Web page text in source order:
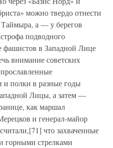
можно твердо отнести
Таймыра, а — у берегов
подводного
фашистов в Западной Лице
внимание советских
и полки в разные годы
Лицы, а затем —
как маршал
и генерал-майор
что захваченные
горными стрелками